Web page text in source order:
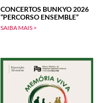
CONCERTOS BUNKYO 2026
“PERCORSO ENSEMBLE”
SAIBA MAIS >